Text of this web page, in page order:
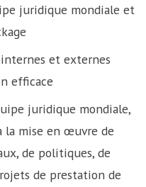
juridique mondiale et
et externes
efficace
juridique mondiale,
la mise en œuvre de
de politiques, de
de prestation de